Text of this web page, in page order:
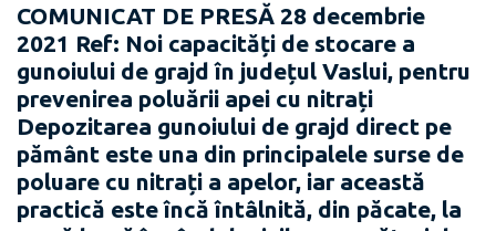
COMUNICAT DE PRESĂ 28 decembrie
2021 Ref: Noi capacități de stocare a
gunoiului de grajd în județul Vaslui, pentru
prevenirea poluării apei cu nitrați
Depozitarea gunoiului de grajd direct pe
pământ este una din principalele surse de
poluare cu nitrați a apelor, iar această
practică este încă întâlnită, din păcate, la